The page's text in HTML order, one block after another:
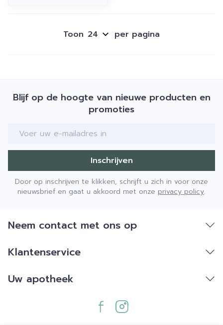
Toon per pagina
Blijf op de hoogte van nieuwe producten en
promoties
E-mail adres
Inschrijven
Door op inschrijven te klikken, schrijft u zich in voor onze
nieuwsbrief en gaat u akkoord met onze privacy policy.
Neem contact met ons op
Klantenservice
Uw apotheek